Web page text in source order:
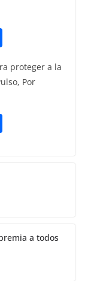
m
proteger a la
Por
a todos